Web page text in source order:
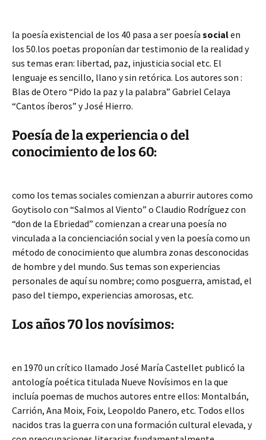
la poesía existencial de los 40 pasa a ser poesía socialen
los 50.los poetas proponían dar testimonio de la realidad y
sus temas eran: libertad, paz, injusticia social etc. El
lenguaje es sencillo, llano y sin retórica. Los autores son :
Blas de Otero “Pido la paz y la palabra” Gabriel Celaya
“Cantos íberos” y José Hierro.
Poesía de la experiencia o del
conocimiento de los 60:
como los temas sociales comienzan a aburrir autores como
Goytisolo con “Salmos al Viento” o Claudio Rodríguez con
“don de la Ebriedad” comienzan a crear una poesía no
vinculada a la concienciación social y ven la poesía como un
método de conocimiento que alumbra zonas desconocidas
de hombre y del mundo. Sus temas son experiencias
personales de aquí su nombre; como posguerra, amistad, el
paso del tiempo, experiencias amorosas, etc.
Los años 70 los novísimos:
en 1970 un crítico llamado José María Castellet publicó la
antología poética titulada Nueve Novísimos en la que
incluía poemas de muchos autores entre ellos: Montalbán,
Carrión, Ana Moix, Foix, Leopoldo Panero, etc. Todos ellos
nacidos tras la guerra con una formación cultural elevada, y